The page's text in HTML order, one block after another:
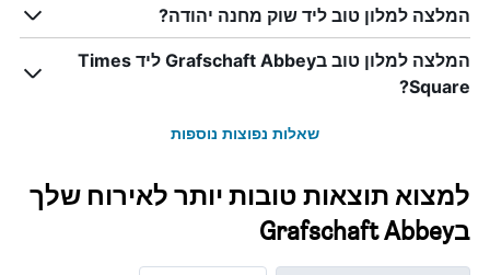
המלצה למלון טוב ליד שוק מחנה יהודה?
המלצה למלון טוב בGrafschaft Abbey ליד Times
Square?
שאלות נפוצות נוספות
למצוא תוצאות טובות יותר לאירוח שלך
בGrafschaft Abbey